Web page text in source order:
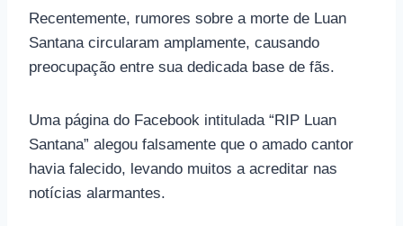
Recentemente, rumores sobre a morte de Luan
Santana circularam amplamente, causando
preocupação entre sua dedicada base de fãs.
Uma página do Facebook intitulada “RIP Luan
Santana” alegou falsamente que o amado cantor
havia falecido, levando muitos a acreditar nas
notícias alarmantes.